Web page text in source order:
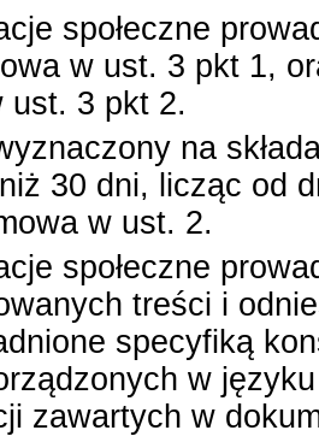
społeczne
w ust. 3 pkt 1,
ust. 3 pkt 2.
na
30 dni, licząc od
w ust. 2.
społeczne
treści i
specyfiką
w
zawartych w